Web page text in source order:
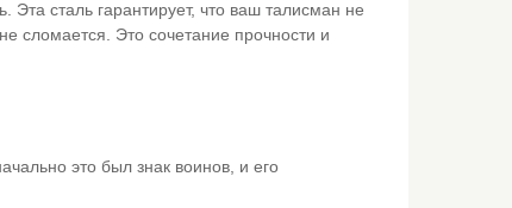
сталь гарантирует, что ваш талисман не
сломается. Это сочетание прочности и
это был знак воинов, и его